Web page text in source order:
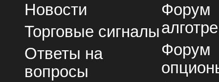
Новости
Торговые сигналы
Ответы на
вопросы
Форум
Форум